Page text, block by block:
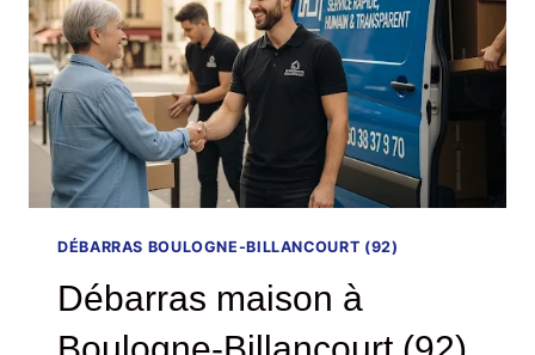
DÉBARRAS BOULOGNE-BILLANCOURT (92)
Débarras maison à